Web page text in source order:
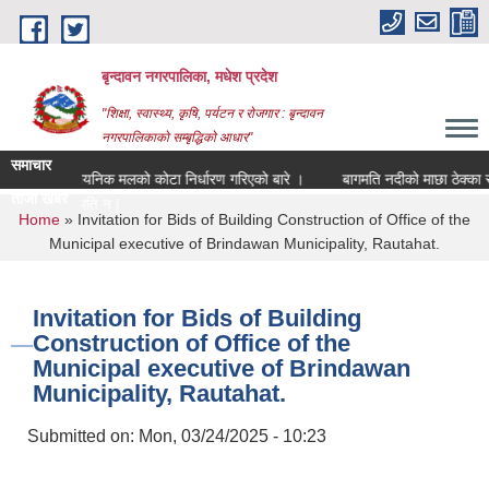
Skip to main content
बृन्दावन नगरपालिका, मधेश प्रदेश
"शिक्षा, स्वास्थ्य, कृषि, पर्यटन र रोजगार : बृन्दावन
नगरपालिकाको सम्बृद्धिको आधार"
समाचार
रासायनिक मलको कोटा निर्धारण गरिएको बारे ।
बागमति नदीको माछा ठेक्का
You are here
Home » Invitation for Bids of Building Construction of Office of the
Municipal executive of Brindawan Municipality, Rautahat.
Invitation for Bids of Building
Construction of Office of the
Municipal executive of Brindawan
Municipality, Rautahat.
Submitted on: Mon, 03/24/2025 - 10:23